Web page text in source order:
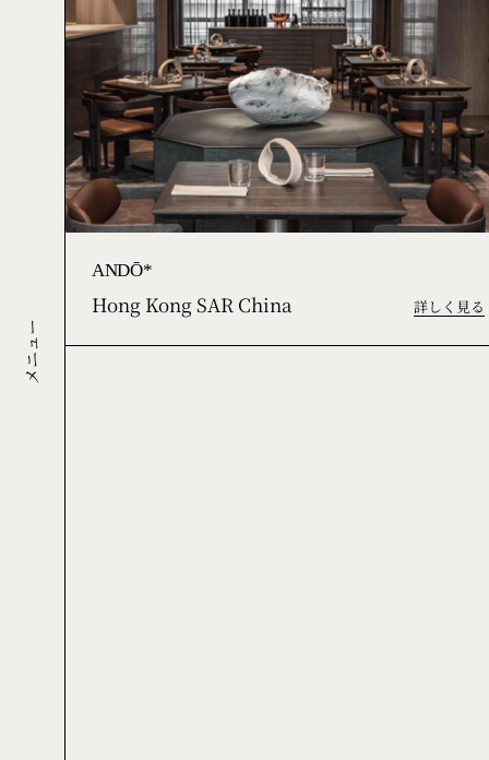
メニュー
ANDŌ*
Hong Kong SAR China 詳しく見る